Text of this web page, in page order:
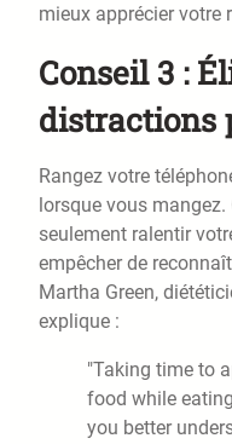
mieux apprécier votre
Conseil 3 :
distractions
Rangez votre
lorsque vous
seulement ralentir
empêcher de
Martha Green,
explique :
"Taking time to
food while
you better